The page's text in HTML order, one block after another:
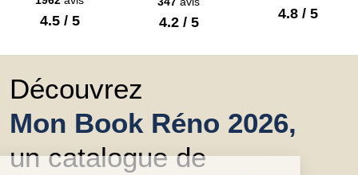
4.5 / 5 4.2 / 5
4.8 / 5
Découvrez
Mon Book Réno 2026,
un catalogue de